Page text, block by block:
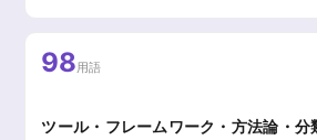
98用語
ツール・フレームワーク・方法論・分